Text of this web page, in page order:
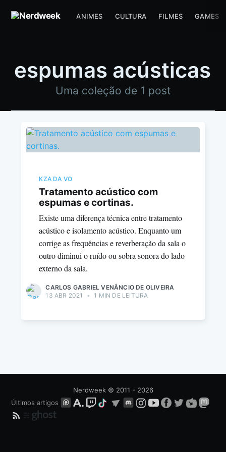
ANIMES CULTURA FILMES GAMES
espumas acústicas
Uma coleção de 1 post
KZA DA VO
Tratamento acústico com
espumas e cortinas.
Existe uma diferença técnica entre tratamento
acústico e isolamento acústico. Enquanto um
corrige as frequências e reverberação da sala o
outro diminui o ruído ou sobra sonora do lado
externo da sala.
CARLOS GABRIEL VENÂNCIO DE OLIVEIRA
13 ABR 2021
• 1 MIN DE LEITURA
Nerdweek© 2011 - 2026
Últimos artigos